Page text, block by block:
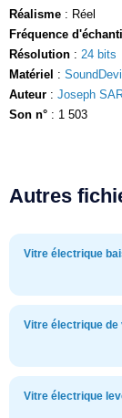
Réalisme : Réel
Fréquence
Résolution : 24 bits
Matériel :
Auteur : Joseph
Son n° : 1 503
Autres
Vitre électrique
Vitre électrique
Vitre électrique